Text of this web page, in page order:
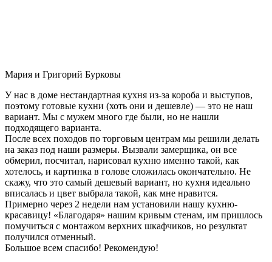
Мария и Григорий Бурковы
У нас в доме нестандартная кухня из-за короба и выступов,
поэтому готовые кухни (хоть они и дешевле) — это не наш
вариант. Мы с мужем много где были, но не нашли
подходящего варианта.
После всех походов по торговым центрам мы решили делать
на заказ под наши размеры. Вызвали замерщика, он все
обмерил, посчитал, нарисовал кухню именно такой, как
хотелось, и картинка в голове сложилась окончательно. Не
скажу, что это самый дешевый вариант, но кухня идеально
вписалась и цвет выбрала такой, как мне нравится.
Примерно через 2 недели нам установили нашу кухню-
красавицу! «Благодаря» нашим кривым стенам, им пришлось
помучиться с монтажом верхних шкафчиков, но результат
получился отменный.
Большое всем спасибо! Рекомендую!